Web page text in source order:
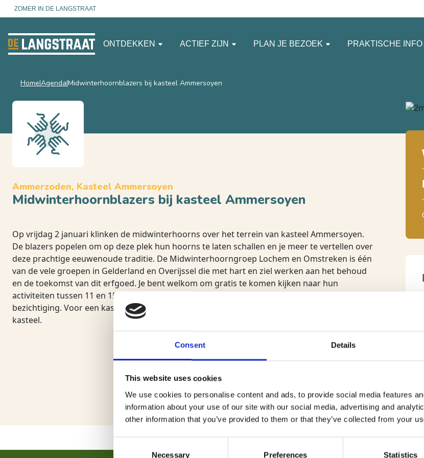
Consent Details
This website uses cookies
We use cookies to personalise content and ads, to provide social media features
information about your use of our site with our social media, advertising and
other information that you’ve provided to them or that they’ve collected from your
Necessary Preferences Statistics
ZOMER IN DE LANGSTRAAT
ONTDEKKEN ACTIEF ZIJN PLAN JE BEZOEK PRAKTISCHE INFO
Home Agenda Midwinterhoornblazers bij kasteel Ammersoyen
Ammerzoden, Kasteel Ammersoyen
Midwinterhoornblazers bij kasteel Ammersoyen
Op vrijdag 2 januari klinken de midwinterhoorns over het terrein van kasteel Ammersoyen.
De blazers popelen om op deze plek hun hoorns te laten schallen en je meer te vertellen over
deze prachtige eeuwenoude traditie. De Midwinterhoorngroep Lochem en Omstreken is één
van de vele groepen in Gelderland en Overijssel die met hart en ziel werken aan het behoud
en de toekomst van dit erfgoed. Je bent welkom om gratis te komen kijken naar hun
activiteiten tussen 11 en 15 uur. Kasteel Ammersoyen is deze dag ook geopend voor
bezichtiging. Voor een kasteelbezoek kun Je een entreeticket kopen via de website van het
kasteel.